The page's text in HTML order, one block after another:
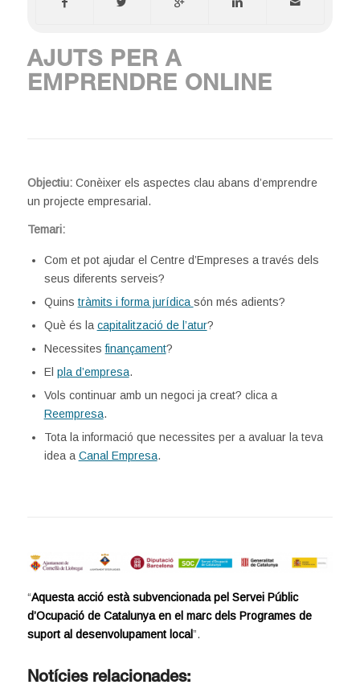
AJUTS PER A
EMPRENDRE ONLINE
Objectiu: Conèixer els aspectes clau abans d’emprendre
un projecte empresarial.
Temari:
Com et pot ajudar el Centre d’Empreses a través dels
seus diferents serveis?
Quins tràmits i forma jurídica són més adients?
Què és la capitalització de l’atur?
Necessitesfinançament?
El pla d’empresa.
Vols continuar amb un negoci ja creat? clica a
Reempresa.
Tota la informació que necessites per a avaluar la teva
idea a Canal Empresa.
“Aquesta acció està subvencionada pel Servei Públic
d’Ocupació de Catalunya en el marc dels Programes de
suport al desenvolupament local”.
Notícies relacionades: